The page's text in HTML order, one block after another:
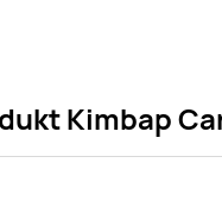
Kimbap